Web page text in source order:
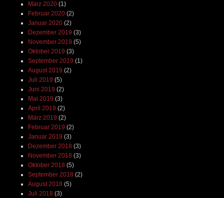
März 2020(1)
Februar 2020(2)
Januar 2020(2)
Dezember 2019 (3)
November 2019 (5)
Oktober 2019 (3)
September 2019 (1)
August 2019 (2)
Juli 2019 (5)
Juni 2019 (2)
Mai 2019 (3)
April 2019 (2)
März 2019 (2)
Februar 2019 (2)
Januar 2019 (3)
Dezember 2018 (3)
November 2018 (3)
Oktober 2018 (5)
September 2018 (2)
August 2018 (5)
Juli 2018 (3)